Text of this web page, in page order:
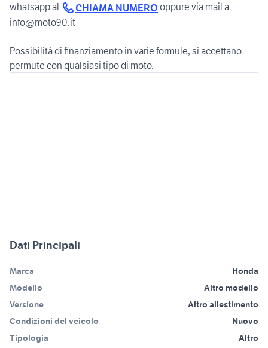
whatsapp al
CHIAMA NUMERO oppure via mail a
info@moto90.it
Possibilità di finanziamento in varie formule, si accettano
Dati Principali
Marca
Honda
Modello
Altro modello
Versione
Altro allestimento
Condizioni del veicolo
Nuovo
Tipologia
Altro